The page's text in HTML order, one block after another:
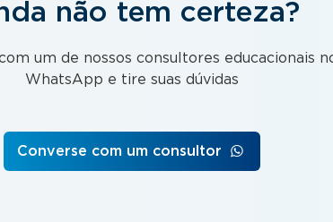
não tem certeza?
um de nossos consultores educacionais
WhatsApp e tire suas dúvidas
Converse com um consultor